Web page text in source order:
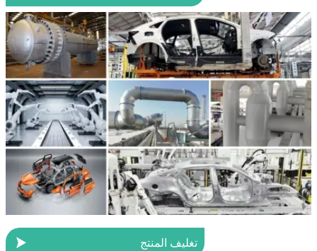
 تغليف المنتج